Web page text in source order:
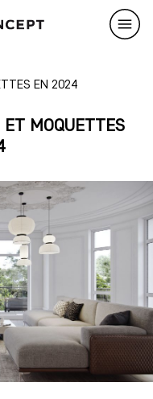
EN 2024
MOQUETTES